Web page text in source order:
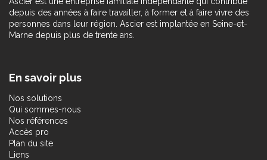
depuis des années à faire travailler, à former et à faire vivre des
personnes dans leur région. Ascier est implantée en Seine-et-
Marne depuis plus de trente ans.
En savoir plus
Nos solutions
Qui sommes-nous
Nos références
Accès pro
Plan du site
Liens